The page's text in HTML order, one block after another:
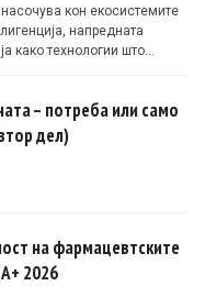
кон екосистемите
напредната
како технологии што
– потреба или само
дел)
на фармацевтските
2026